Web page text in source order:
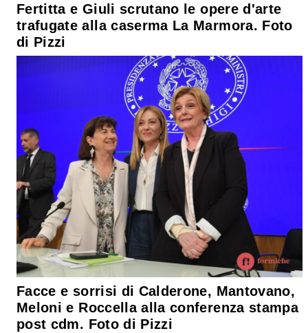
Fertitta e Giuli scrutano le opere d'arte
trafugate alla caserma La Marmora. Foto
di Pizzi
Facce e sorrisi di Calderone, Mantovano,
Meloni e Roccella alla conferenza stampa
post cdm. Foto di Pizzi